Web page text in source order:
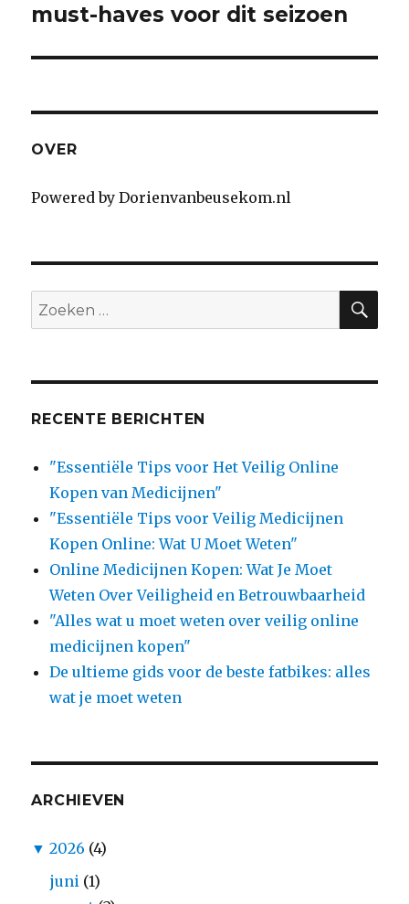
must-haves voor dit seizoen
OVER
Powered by Dorienvanbeusekom.nl
Search
for:
RECENTE BERICHTEN
"Essentiële Tips voor Het Veilig Online
Kopen van Medicijnen"
"Essentiële Tips voor Veilig Medicijnen
Kopen Online: Wat U Moet Weten"
Online Medicijnen Kopen: Wat Je Moet
Weten Over Veiligheid en Betrouwbaarheid
"Alles wat u moet weten over veilig online
medicijnen kopen"
De ultieme gids voor de beste fatbikes: alles
wat je moet weten
ARCHIEVEN
▼ 2026 (4)
juni (1)